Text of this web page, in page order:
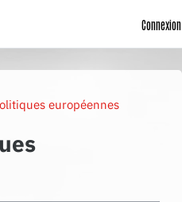
Connexion
européennes